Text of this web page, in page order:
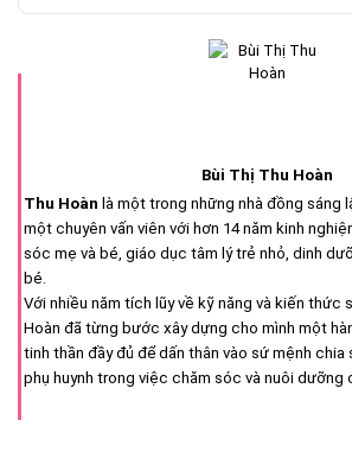
Bùi Thị Thu Hoàn
Thu Hoàn là một trong những nhà đồng sáng
một chuyên vấn viên với hơn 14 năm kinh
sóc mẹ và bé, giáo dục tâm lý trẻ nhỏ, dinh
bé.
Với nhiều năm tích lũy về kỹ năng và kiến thức
Hoàn đã từng bước xây dựng cho mình một
tinh thần đầy đủ để dấn thân vào sứ mệnh
phụ huynh trong việc chăm sóc và nuôi dưỡng